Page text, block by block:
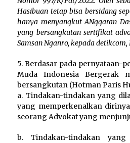
Hasibuan tetap bisa bersidang
hanya menyangkut ANggaran
yang bersangkutan sertifikat
Samsan Nganro, kepada
5. Berdasar pada pernyataan-
Muda Indonesia Bergerak
bersangkutan (Hotman Paris
a. Tindakan-tindakan yang
yang memperkenalkan
seorang Advokat yang
b. Tindakan-tindakan